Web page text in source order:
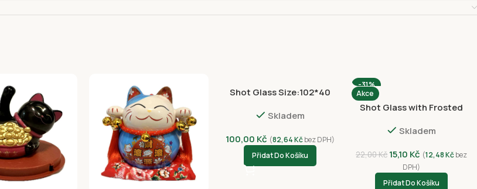
Shot Glass Size:102*40
Skladem
100,00 Kč (82,64Kčbez DPH)
Přidat Do Košíku
-31%
Akce
Shot Glass with Frosted
Skladem
22,00Kč 15,10 Kč (12,48Kčbez
DPH)
Přidat Do Košíku